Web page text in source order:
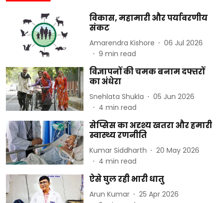
विकास, महामारी और पर्यावरणीय
संकट
Amarendra Kishore
06 Jul 2026
9 min read
विज्ञापनों की चमक बनाम दफ्तरों
का अंधेरा
Snehlata Shukla
05 Jun 2026
4 min read
सेप्सिस का अदृश्य खतरा और हमारी
स्वास्थ्य रणनीति
Kumar Siddharth
20 May 2026
4 min read
ऐसे घुल रही भारी धातु
Arun Kumar
25 Apr 2026